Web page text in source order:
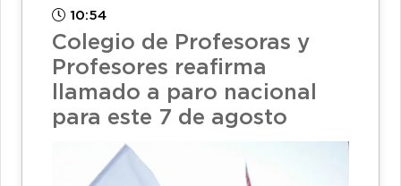
10:54
Colegio de Profesoras y
Profesores reafirma
llamado a paro nacional
para este 7 de agosto